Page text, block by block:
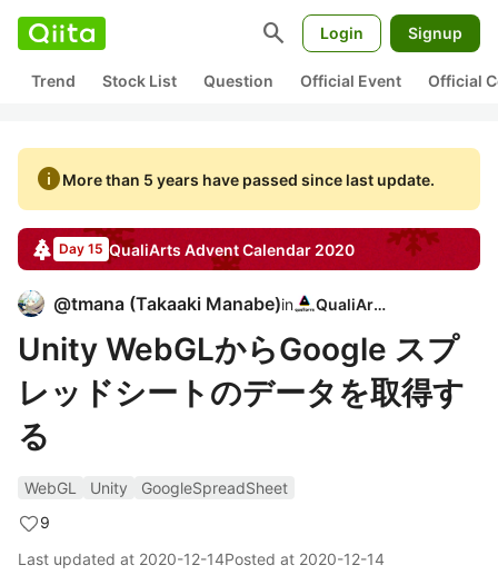
search Login Signup
Trend Stock List Question Official Event Official
infoMore than 5 years have passed since last update.
Day 15 QualiArts Advent Calendar 2020
@tmana (Takaaki Manabe)in QualiArts
Unity WebGLからGoogle スプ
レッドシートのデータを取得す
る
WebGL Unity
GoogleSpreadSheet
9
Last updated at 2020-12-14Posted at 2020-12-14